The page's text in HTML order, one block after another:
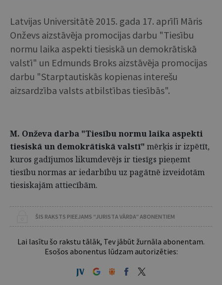
Latvijas Universitātē 2015. gada 17. aprīlī Māris
Onževs aizstāvēja promocijas darbu "Tiesību
normu laika aspekti tiesiskā un demokrātiskā
valstī" un Edmunds Broks aizstāvēja promocijas
darbu "Starptautiskās kopienas interešu
aizsardzība valsts atbilstības tiesībās".
M. Onževa darba "Tiesību normu laika aspekti
tiesiskā un demokrātiskā valstī" mērķis ir izpētīt,
kuros gadījumos likumdevējs ir tiesīgs pieņemt
tiesību normas ar iedarbību uz pagātnē izveidotām
tiesiskajām attiecībām.
ŠIS RAKSTS PIEEJAMS “JURISTA VĀRDA” ABONENTIEM
Lai lasītu šo rakstu tālāk, Tev jābūt žurnāla abonentam.
Esošos abonentus lūdzam autorizēties: